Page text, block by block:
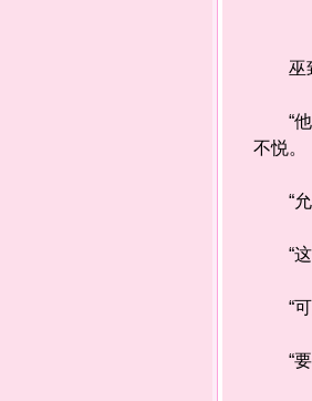
巫致
“他
不悦。
“允
“这
“可
“要